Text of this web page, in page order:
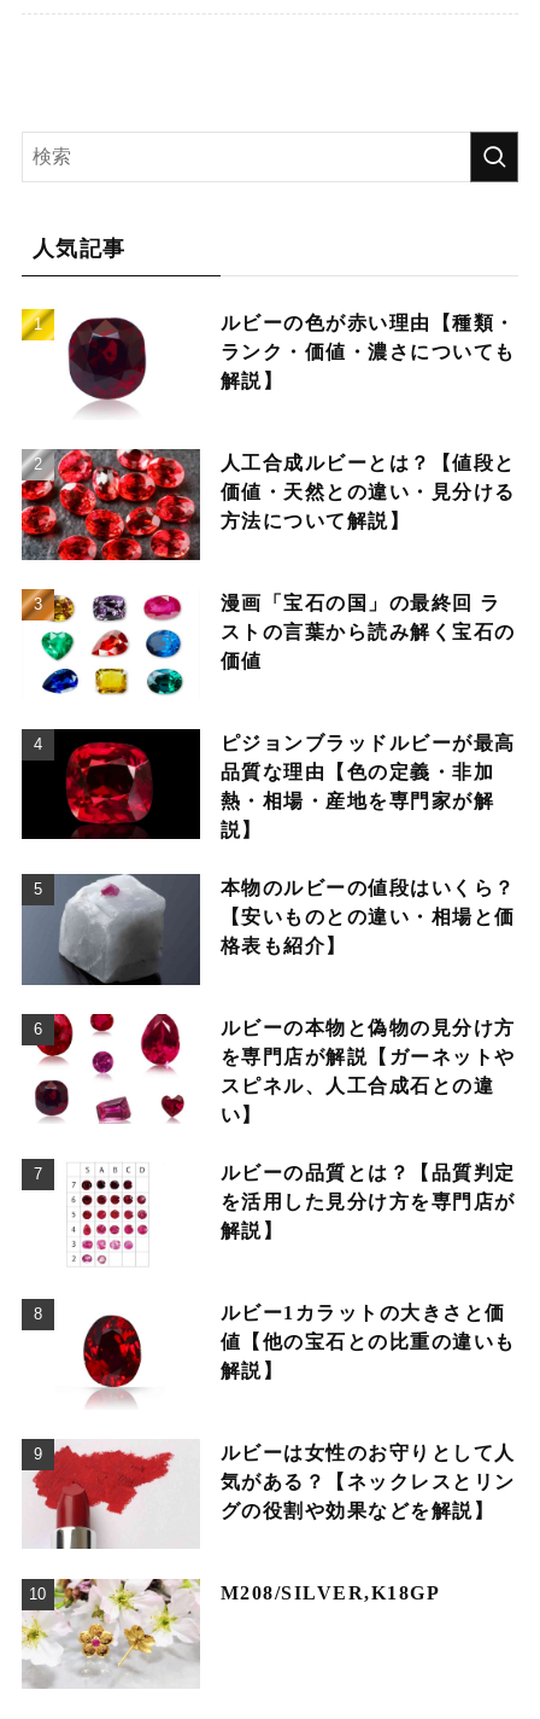
人気記事
ルビーの色が赤い理由【種類・
ランク・価値・濃さについても
解説】
人工合成ルビーとは？【値段と
価値・天然との違い・見分ける
方法について解説】
漫画「宝石の国」の最終回 ラ
ストの言葉から読み解く宝石の
価値
ピジョンブラッドルビーが最高
品質な理由【色の定義・非加
熱・相場・産地を専門家が解
説】
本物のルビーの値段はいくら？
【安いものとの違い・相場と価
格表も紹介】
ルビーの本物と偽物の見分け方
を専門店が解説【ガーネットや
スピネル、人工合成石との違
い】
ルビーの品質とは？【品質判定
を活用した見分け方を専門店が
解説】
ルビー1カラットの大きさと価
値【他の宝石との比重の違いも
解説】
ルビーは女性のお守りとして人
気がある？【ネックレスとリン
グの役割や効果などを解説】
M208/SILVER,K18GP